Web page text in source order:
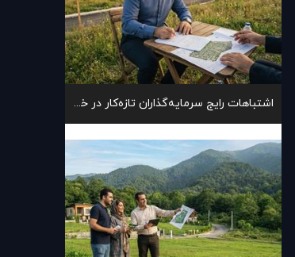
اشتباهات رایج سرمایه‌گذاران تازه‌کار در خرید زمین